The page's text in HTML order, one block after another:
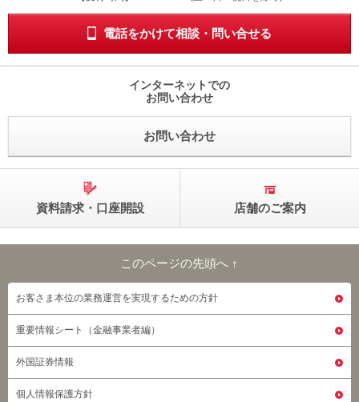
電話をかけて相談・問い合せる
インターネットでの
お問い合わせ
お問い合わせ
資料請求・口座開設 店舗のご案内
このページの先頭へ
このページの先頭へ ↑
お客さま本位の業務運営を実現するための方針
重要情報シート（金融事業者編）
外国証券情報
個人情報保護方針